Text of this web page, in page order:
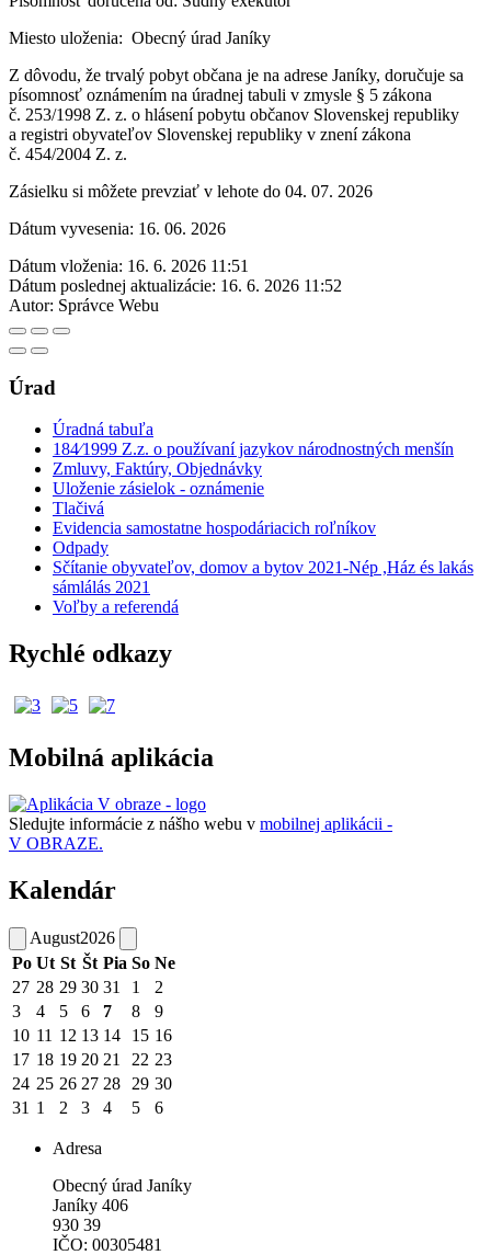
Miesto uloženia: Obecný úrad Janíky
Z dôvodu, že trvalý pobyt občana je na adrese Janíky, doručuje sa
písomnosť oznámením na úradnej tabuli v zmysle § 5 zákona
č. 253/1998 Z. z. o hlásení pobytu občanov Slovenskej republiky
a registri obyvateľov Slovenskej republiky v znení zákona
č. 454/2004 Z. z.
Zásielku si môžete prevziať v lehote do 04. 07. 2026
Dátum vyvesenia: 16. 06. 2026
Dátum vloženia: 16. 6. 2026 11:51
Dátum poslednej aktualizácie: 16. 6. 2026 11:52
Autor: Správce Webu
Úrad
Úradná tabuľa
184⁄1999 Z.z. o používaní jazykov národnostných menšín
Zmluvy, Faktúry, Objednávky
Uloženie zásielok - oznámenie
Tlačivá
Evidencia samostatne hospodáriacich roľníkov
Odpady
Sčítanie obyvateľov, domov a bytov 2021-Nép ,Ház és lakás
sámlálás 2021
Voľby a referendá
Rychlé odkazy
Mobilná aplikácia
Sledujte informácie z nášho webu v mobilnej aplikácii -
V OBRAZE.
Kalendár
August2026
Po Ut St Št Pia So Ne
27 28 29 30 31 1
2
3
4 5 6 7 8
9
10 11 12 13 14 15 16
17 18 19 20 21 22 23
24 25 26 27 28 29 30
31 1 2 3 4 5 6
Adresa
Obecný úrad Janíky
Janíky 406
930 39
IČO: 00305481